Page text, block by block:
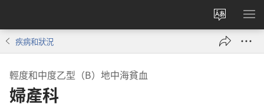
更
改
網
顯
疾病和狀況
輕度和中度乙型（Β）地中海貧血
婦產科